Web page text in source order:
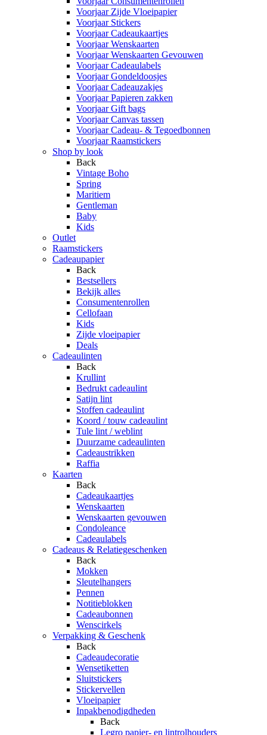
Voorjaar Zijde Vloeipapier
Voorjaar Stickers
Voorjaar Cadeaukaartjes
Voorjaar Wenskaarten
Voorjaar Wenskaarten Gevouwen
Voorjaar Cadeaulabels
Voorjaar Gondeldoosjes
Voorjaar Cadeauzakjes
Voorjaar Papieren zakken
Voorjaar Gift bags
Voorjaar Canvas tassen
Voorjaar Cadeau- & Tegoedbonnen
Voorjaar Raamstickers
Shop by look
Back
Vintage Boho
Spring
Maritiem
Gentleman
Baby
Kids
Outlet
Raamstickers
Cadeaupapier
Back
Bestsellers
Bekijk alles
Consumentenrollen
Cellofaan
Kids
Zijde vloeipapier
Deals
Cadeaulinten
Back
Krullint
Bedrukt cadeaulint
Satijn lint
Stoffen cadeaulint
Koord / touw cadeaulint
Tule lint / weblint
Duurzame cadeaulinten
Cadeaustrikken
Raffia
Kaarten
Back
Cadeaukaartjes
Wenskaarten
Wenskaarten gevouwen
Condoleance
Cadeaulabels
Cadeaus & Relatiegeschenken
Back
Mokken
Sleutelhangers
Pennen
Notitieblokken
Cadeaubonnen
Wenscirkels
Verpakking & Geschenk
Back
Cadeaudecoratie
Wensetiketten
Sluitstickers
Stickervellen
Vloeipapier
Inpakbenodigdheden
Back
Legro papier- en lintrolhouders